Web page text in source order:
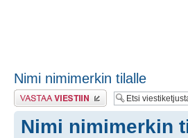
Nimi nimimerkin tilalle
Lähetä vastaus
Nimi nimimerkin